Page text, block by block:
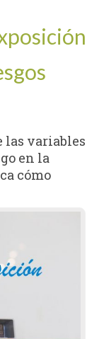
las variables
en la
cómo